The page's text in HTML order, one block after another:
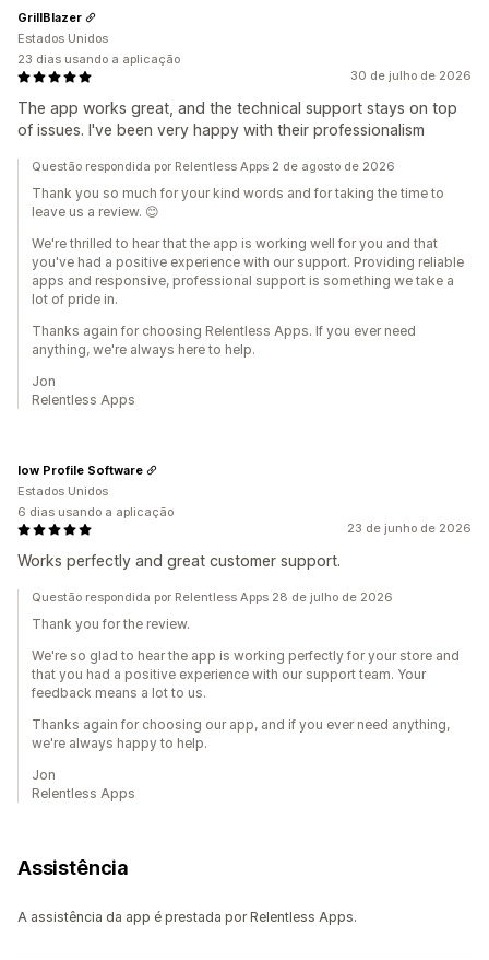
30 de julho de 2026
The app works great, and the technical support stays on top
of issues. I've been very happy with their professionalism
GrillBlazer
Estados Unidos
23 dias usando a aplicação
Questão respondida por Relentless Apps 2 de agosto de 2026
Thank you so much for your kind words and for taking the time to
leave us a review. 😊
We're thrilled to hear that the app is working well for you and that
you've had a positive experience with our support. Providing reliable
apps and responsive, professional support is something we take a
lot of pride in.
Thanks again for choosing Relentless Apps. If you ever need
anything, we're always here to help.
Jon
Relentless Apps
23 de junho de 2026
Works perfectly and great customer support.
low Profile Software
Estados Unidos
6 dias usando a aplicação
Questão respondida por Relentless Apps 28 de julho de 2026
Thank you for the review.
We're so glad to hear the app is working perfectly for your store and
that you had a positive experience with our support team. Your
feedback means a lot to us.
Thanks again for choosing our app, and if you ever need anything,
we're always happy to help.
Jon
Relentless Apps
Assistência
A assistência da app é prestada por Relentless Apps.